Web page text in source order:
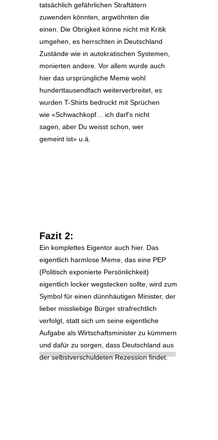
tatsächlich gefährlichen Straftätern
zuwenden könnten, argwöhnten die
einen. Die Obrigkeit könne nicht mit Kritik
umgehen, es herrschten in Deutschland
Zustände wie in autokratischen Systemen,
monierten andere. Vor allem wurde auch
hier das ursprüngliche Meme wohl
hunderttausendfach weiterverbreitet, es
wurden T-Shirts bedruckt mit Sprüchen
wie «Schwachkopf… ich darf’s nicht
sagen, aber Du weisst schon, wer
gemeint ist» u.ä.
Fazit 2:
Ein komplettes Eigentor auch hier. Das
eigentlich harmlose Meme, das eine PEP
(Politisch exponierte Persönlichkeit)
eigentlich locker wegstecken sollte, wird zum
Symbol für einen dünnhäutigen Minister, der
lieber missliebige Bürger strafrechtlich
verfolgt, statt sich um seine eigentliche
Aufgabe als Wirtschaftsminister zu kümmern
und dafür zu sorgen, dass Deutschland aus
der selbstverschuldeten Rezession findet.